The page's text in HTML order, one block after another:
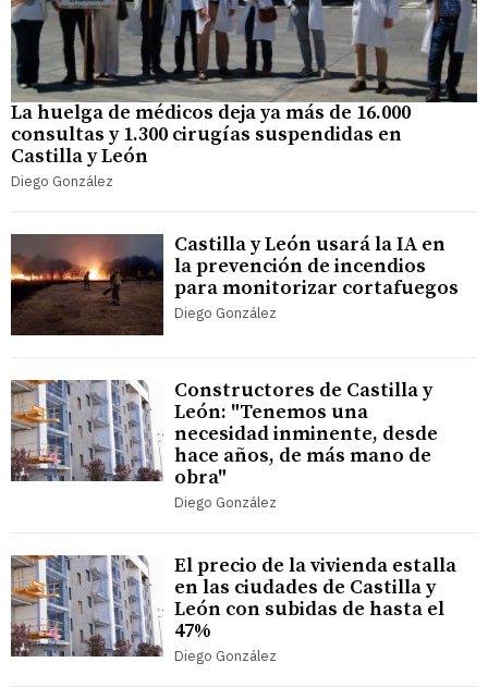
La huelga de médicos deja ya más de 16.000
consultas y 1.300 cirugías suspendidas en
Castilla y León
Diego González
Castilla y León usará la IA en
la prevención de incendios
para monitorizar cortafuegos
Diego González
Constructores de Castilla y
León: "Tenemos una
necesidad inminente, desde
hace años, de más mano de
obra"
Diego González
El precio de la vivienda estalla
en las ciudades de Castilla y
León con subidas de hasta el
47%
Diego González